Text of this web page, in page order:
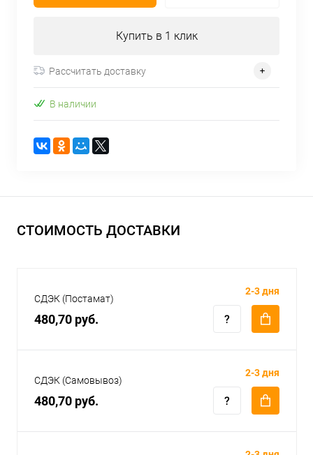
Купить в 1 клик
Рассчитать доставку
В наличии
СТОИМОСТЬ ДОСТАВКИ
СДЭК (Постамат)
480,70 руб.
2-3 дня
СДЭК (Самовывоз)
480,70 руб.
2-3 дня